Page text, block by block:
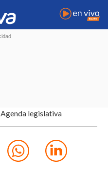
Agenda legislativa